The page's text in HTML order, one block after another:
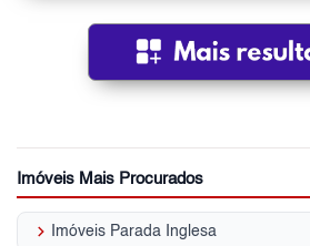
Imóveis Mais Procurados
keyboard_arrow_right Imóveis Parada Inglesa